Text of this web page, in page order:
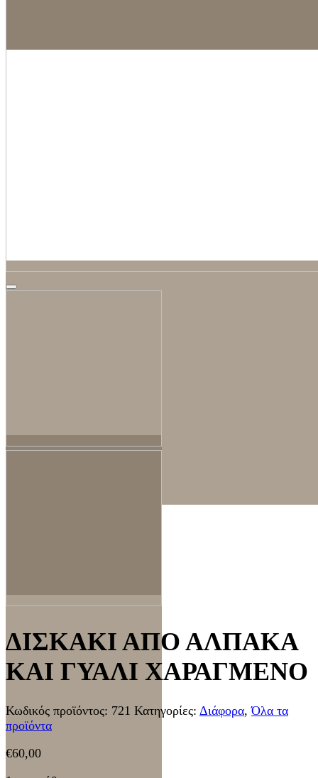
ΔΙΣΚΑΚΙ ΑΠΟ ΑΛΠΑΚΑ
ΚΑΙ ΓΥΑΛΙ ΧΑΡΑΓΜΕΝΟ
Κωδικός προϊόντος: 721 Κατηγορίες: Διάφορα,Όλα τα
προϊόντα
€60,00